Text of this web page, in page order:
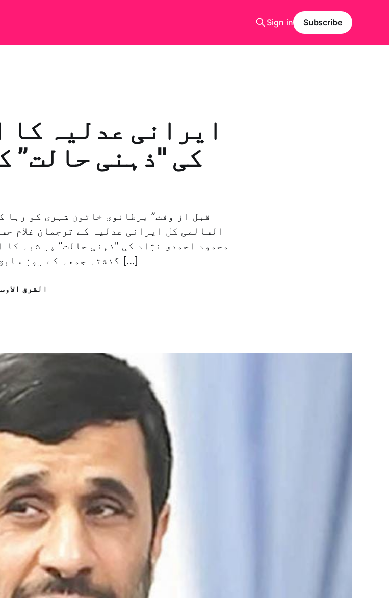
Sign in Subscribe
ایرانی عدلیہ کا
کی "ذہنی حالت”
السالمی کل ایرانی عدلیہ کے ترجمان غلام
محمود احمدی نژاد کی "ذہنی حالت” پر شبہ کا
گذشتہ جمعہ کے روز سابق صدر اور عدلیہ کے حکام کے […]
الشرق